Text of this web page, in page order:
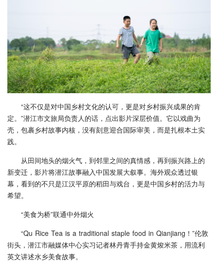
“这不仅是对中国乡村文化的认可，更是对乡村振兴成果的肯
定。”潜江市文旅局负责人的话，点出影片深层价值。它以戏曲为
壳，包裹乡村故事内核，没有刻意迎合国际审美，而是扎根本土实
践。
从田间地头的烟火气，到邻里之间的真情感，再到振兴路上的
新变迁，影片将潜江故事融入中国发展大叙事。海外观众透过银
幕，看到的不只是江汉平原的稻田与戏台，更是中国乡村的活力与
希望。
“美食为桥”联通中外烟火
“Qu Rice Tea is a traditional staple food in Qianjiang！”伦敦
街头，潜江市融媒体中心实习记者林丹青手持金黄焌米茶，用流利
英文讲述水乡美食故事。